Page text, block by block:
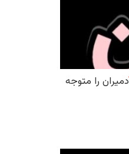
دمیران را متوجه